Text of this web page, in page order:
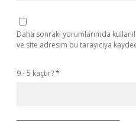
Daha sonraki yorumlarımda
ve site adresim bu tarayıcıya
9 - 5 kaçtır?*